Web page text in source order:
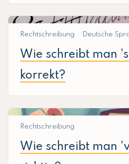
Rechtschreibung Deutsche
Wie schreibt man
korrekt?
Rechtschreibung
Wie schreibt man